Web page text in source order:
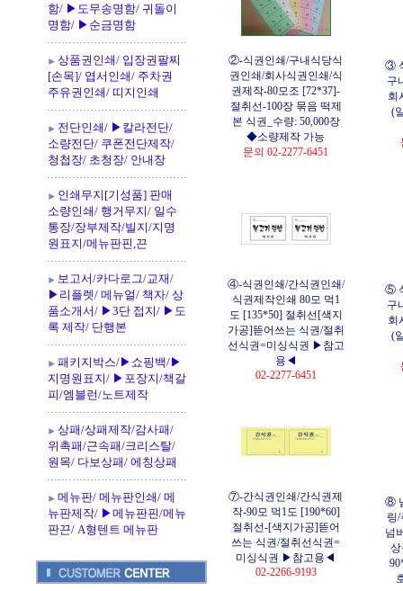
함/ ▶도무송명함/ 귀돌이
명함/ ▶순금명함
상품권인쇄/ 입장권팔찌
[손목]/ 엽서인쇄/ 주차권
주유권인쇄/ 띠지인쇄
전단인쇄/ ▶칼라전단/
소량전단/ 쿠폰전단제작/
청첩장/ 초청장/ 안내장
인쇄무지[기성품] 판매
소량인쇄/ 행거무지/ 일수
통장/장부제작/빌지/지명
원표지/메뉴판핀,끈
보고서/카다로그/교재/
▶리플렛/ 메뉴얼/ 책자/ 상
품소개서/ ▶3단 접지/ ▶도
록 제작/ 단행본
패키지박스/▶쇼핑백/▶
지명원표지/ ▶포장지/책갈
피/엠블런/노트제작
상패/상패제작/감사패/
위촉패/근속패/크리스탈/
원목/ 다보상패/ 에칭상패
메뉴판/ 메뉴판인쇄/ 메
뉴판제작/ ▶메뉴판핀/메뉴
판끈/ A형텐트 메뉴판
②-식권인쇄/구내식당식
권인쇄/회사식권인쇄/식
권제작-80모조 [72*37]-
절취선-100장 묶음 떡제
본 식권_수량: 50,000장
◆소량제작 가능
문의 02-2277-6451
③
구
회
(
④-식권인쇄/간식권인쇄/
식권제작인쇄 80모 먹1
도 [135*50] 절취선[색지
가공]뜯어쓰는 식권/절취
선식권=미싱식권 ▶참고
용◀
02-2277-6451
⑤
구
회
(
⑦-간식권인쇄/간식권제
작-90모 먹1도 [190*60]
절취선-[색지가공]뜯어
쓰는 식권/절취선식권=
미싱식권 ▶참고용◀
02-2266-9193
⑧
링
넘
상